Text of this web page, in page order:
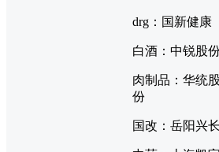
drg：国新健康
白酒：中锐股
肉制品：华统股
份
国改：岳阳兴长